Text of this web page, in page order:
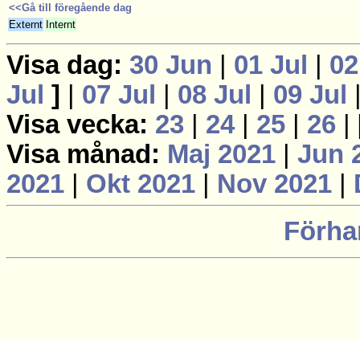
<<Gå till föregående dag
Externt Internt
Visa dag: 30 Jun 01 Jul
Jul ] 07 Jul 08 Jul 09 Jul
Visa vecka: 23 24| 25 26
Visa månad: Maj 2021
Jun
2021
Okt 2021 Nov 2021